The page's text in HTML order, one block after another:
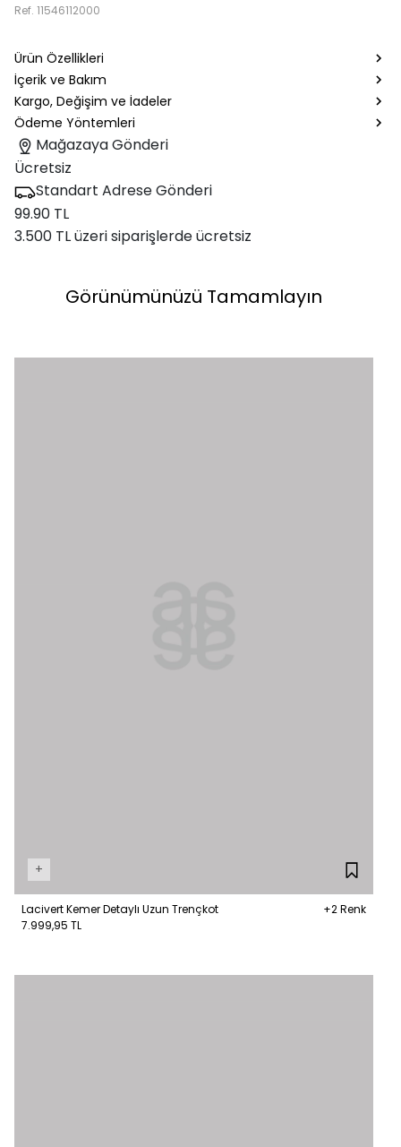
Ref. 11546112000
Ürün Özellikleri
İçerik ve Bakım
Kargo, Değişim ve İadeler
Ödeme Yöntemleri
Mağazaya Gönderi
Ücretsiz
Standart Adrese Gönderi
99.90 TL
3.500 TL üzeri siparişlerde ücretsiz
Görünümünüzü Tamamlayın
+
Lacivert Kemer Detaylı Uzun Trençkot
+2 Renk
7.999,95 TL